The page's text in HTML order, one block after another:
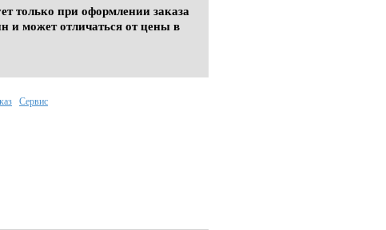
только при оформлении заказа
и может отличаться от цены в
Сервис